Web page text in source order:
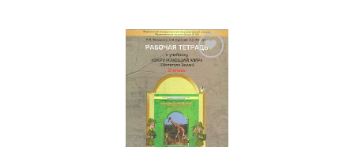
Добавить
в список
желаний